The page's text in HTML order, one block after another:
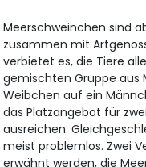
Meerschweinchen sind
zusammen mit
verbietet es, die Tiere
gemischten Gruppe aus
Weibchen auf ein
das Platzangebot für
ausreichen.
meist problemlos. Zwei
erwähnt werden, die